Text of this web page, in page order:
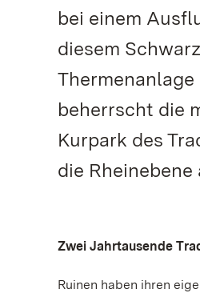
bei einem
diesem
beherrscht die
Kurpark des
die
Zwei Jahrtausende
Ruinen haben ihren